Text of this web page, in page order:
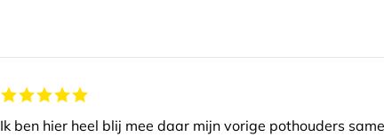
Ik ben hier heel blij mee daar mijn vorige pothouders